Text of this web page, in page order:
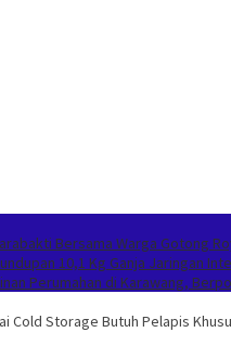
Bersama Warga Gotong
10,1 Kg Ganja Jaringan
Perumahan di Karawang,
Cold Storage Butuh Pelapis